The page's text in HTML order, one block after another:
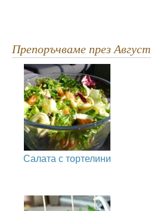
Препоръчваме през Август
Салата с тортелини